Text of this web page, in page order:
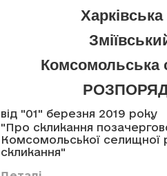
Комсомольська
від "01" березня 2019 року
"Про скликання
Комсомольської селищної
скликання"